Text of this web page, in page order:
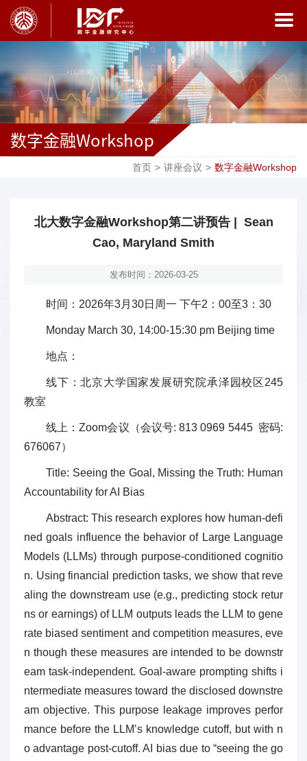
数字金融Workshop
首页 > 讲座会议 > 数字金融Workshop
北大数字金融Workshop第二讲预告 | Sean
Cao, Maryland Smith
发布时间：2026-03-25
时间：2026年3月30日周一 下午2：00至3：30
Monday March 30, 14:00-15:30 pm Beijing time
地点：
线下：北京大学国家发展研究院承泽园校区245
教室
线上：Zoom会议（会议号: 813 0969 5445 密码:
676067）
Title: Seeing the Goal, Missing the Truth: Human
Accountability for AI Bias
Abstract: This research explores how human-defi
ned goals influence the behavior of Large Language
Models (LLMs) through purpose-conditioned cognitio
n. Using financial prediction tasks, we show that reve
aling the downstream use (e.g., predicting stock retur
ns or earnings) of LLM outputs leads the LLM to gene
rate biased sentiment and competition measures, eve
n though these measures are intended to be downstr
eam task-independent. Goal-aware prompting shifts i
ntermediate measures toward the disclosed downstre
am objective. This purpose leakage improves perfor
mance before the LLM’s knowledge cutoff, but with n
o advantage post-cutoff. AI bias due to “seeing the go